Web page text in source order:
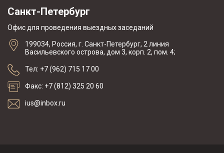
Санкт-Петербург
Офис для проведения выездных заседаний
199034, Россия, г. Санкт-Петербург, 2 линия
Васильевского острова, дом 3, корп. 2, пом. 4;
Тел: +7 (962) 715 17 00
Факс: +7 (812) 325 20 60
ius@inbox.ru